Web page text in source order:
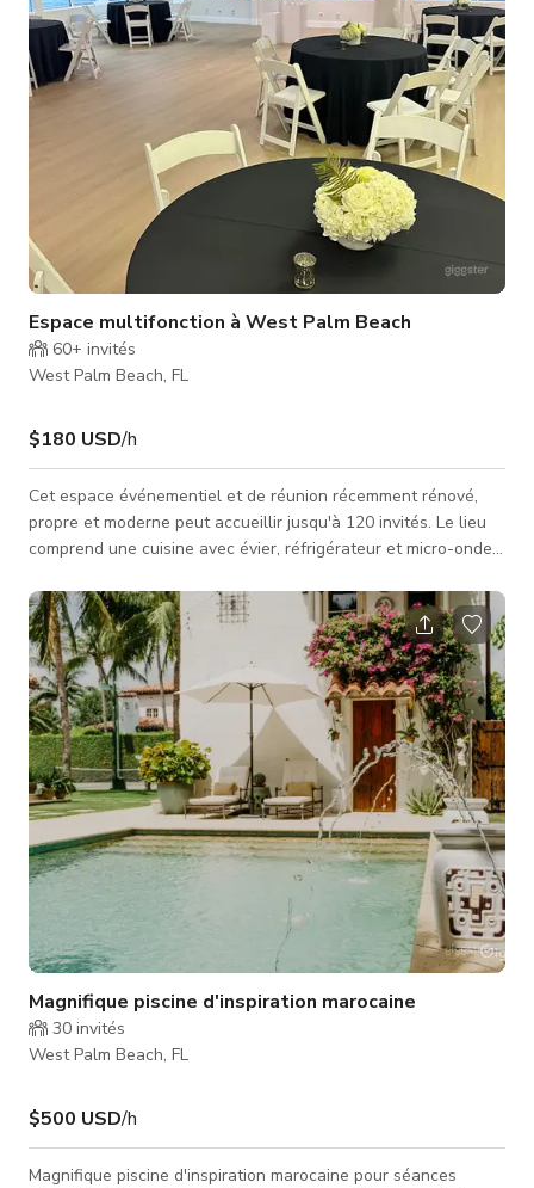
Espace multifonction à West Palm Beach
60+ invités
West Palm Beach, FL
$180 USD/h
Cet espace événementiel et de réunion récemment rénové,
propre et moderne peut accueillir jusqu'à 120 invités. Le lieu
comprend une cuisine avec évier, réfrigérateur et micro-ondes.
sont fournies. La disposition est très flexible et peut être
configurée de différentes manières pour répondre à vos
besoins événementiels. Un séparateur de pièce est disponible
pour des rassemblements plus petits et intimes. Veuillez
Magnifique piscine d'inspiration marocaine
30 invités
West Palm Beach, FL
$500 USD/h
Magnifique piscine d'inspiration marocaine pour séances